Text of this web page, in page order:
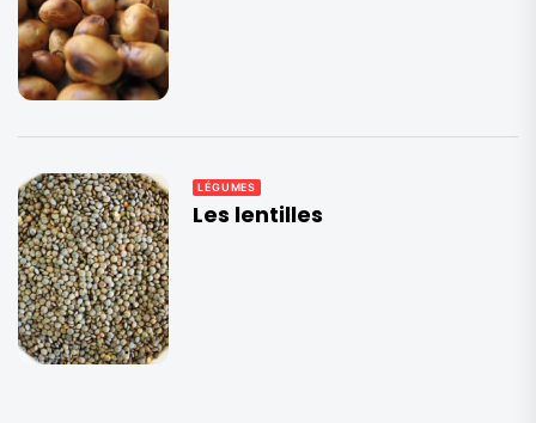
LÉGUMES
Les lentilles